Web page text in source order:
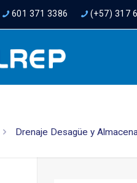
601 371 3386 (+57) 317
Drenaje Desagüe y